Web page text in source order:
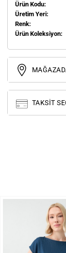
Ürün Kodu:
Üretim Yeri:
Renk:
Ürün Koleksiyon:
TAKSIT